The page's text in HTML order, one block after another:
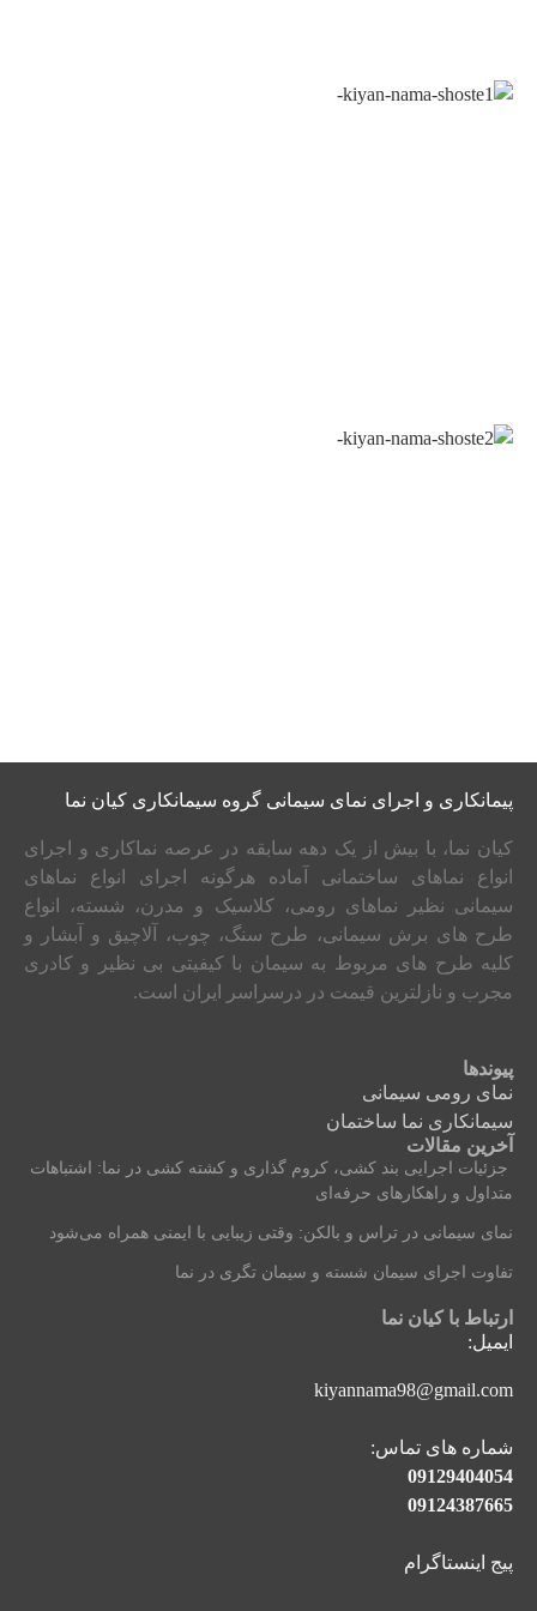
پیمانکاری و اجرای نمای سیمانی گروه سیمانکاری کیان نما
کیان نما، با بیش از یک دهه سابقه در عرصه نماکاری و اجرای
انواع نماهای ساختمانی آماده هرگونه اجرای انواع نماهای
سیمانی نظیر نماهای رومی، کلاسیک و مدرن، شسته، انواع
طرح های برش سیمانی، طرح سنگ، چوب، آلاچیق و آبشار و
کلیه طرح های مربوط به سیمان با کیفیتی بی نظیر و کادری
مجرب و نازلترین قیمت در درسراسر ایران است.
پیوندها
نمای رومی سیمانی
سیمانکاری نما ساختمان
آخرین مقالات
جزئیات اجرایی بند کشی، کروم‌ گذاری و کشته‌ کشی در نما: اشتباهات
متداول و راهکارهای حرفه‌ای
نمای سیمانی در تراس و بالکن: وقتی زیبایی با ایمنی همراه می‌شود
تفاوت اجرای سیمان شسته و سیمان تگری در نما
ارتباط با کیان نما
ایمیل:
kiyannama98@gmail.com
شماره های تماس:
09129404054
09124387665
پیج اینستاگرام